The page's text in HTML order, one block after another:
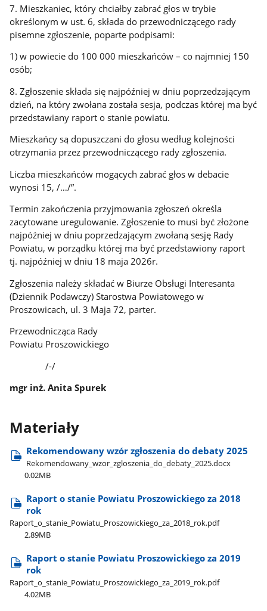
7. Mieszkaniec, który chciałby zabrać głos w trybie
określonym w ust. 6, składa do przewodniczącego rady
pisemne zgłoszenie, poparte podpisami:
1) w powiecie do 100 000 mieszkańców – co najmniej 150
osób;
8. Zgłoszenie składa się najpóźniej w dniu poprzedzającym
dzień, na który zwołana została sesja, podczas której ma być
przedstawiany raport o stanie powiatu.
Mieszkańcy są dopuszczani do głosu według kolejności
otrzymania przez przewodniczącego rady zgłoszenia.
Liczba mieszkańców mogących zabrać głos w debacie
wynosi 15, /…/”.
Termin zakończenia przyjmowania zgłoszeń określa
zacytowane uregulowanie. Zgłoszenie to musi być złożone
najpóźniej w dniu poprzedzającym zwołaną sesję Rady
Powiatu, w porządku której ma być przedstawiony raport
tj. najpóźniej w dniu 18 maja 2026r.
Zgłoszenia należy składać w Biurze Obsługi Interesanta
(Dziennik Podawczy) Starostwa Powiatowego w
Proszowicach, ul. 3 Maja 72, parter.
Przewodnicząca Rady
Powiatu Proszowickiego
/-/
mgr inż. Anita Spurek
Materiały
Rekomendowany wzór zgłoszenia do debaty 2025
Rekomendowany​_wzor​_zgloszenia​_do​_debaty​_2025.docx
0.02MB
Raport o stanie Powiatu Proszowickiego za 2018
rok
Raport​_o​_stanie​_Powiatu​_Proszowickiego​_za​_2018​_rok.pdf
2.89MB
Raport o stanie Powiatu Proszowickiego za 2019
rok
Raport​_o​_stanie​_Powiatu​_Proszowickiego​_za​_2019​_rok.pdf
4.02MB